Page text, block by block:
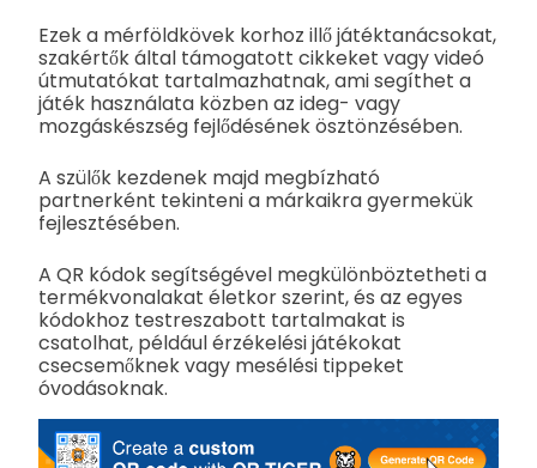
Ezek a mérföldkövek korhoz illő játéktanácsokat,
szakértők által támogatott cikkeket vagy videó
útmutatókat tartalmazhatnak, ami segíthet a
játék használata közben az ideg- vagy
mozgáskészség fejlődésének ösztönzésében.
A szülők kezdenek majd megbízható
partnerként tekinteni a márkaikra gyermekük
fejlesztésében.
A QR kódok segítségével megkülönböztetheti a
termékvonalakat életkor szerint, és az egyes
kódokhoz testreszabott tartalmakat is
csatolhat, például érzékelési játékokat
csecsemőknek vagy mesélési tippeket
óvodásoknak.